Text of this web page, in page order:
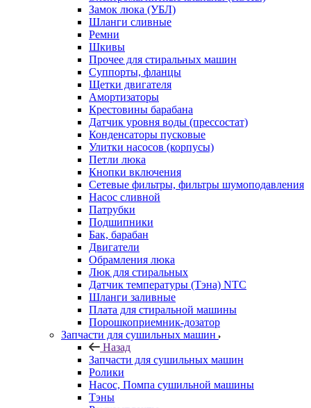
Замок люка (УБЛ)
Шланги сливные
Ремни
Шкивы
Прочее для стиральных машин
Суппорты, фланцы
Щетки двигателя
Амортизаторы
Крестовины барабана
Датчик уровня воды (прессостат)
Конденсаторы пусковые
Улитки насосов (корпусы)
Петли люка
Кнопки включения
Сетевые фильтры, фильтры шумоподавления
Насос сливной
Патрубки
Подшипники
Бак, барабан
Двигатели
Обрамления люка
Люк для стиральных
Датчик температуры (Тэна) NTC
Шланги заливные
Плата для стиральной машины
Порошкоприемник-дозатор
Запчасти для сушильных машин
Назад
Запчасти для сушильных машин
Ролики
Насос, Помпа сушильной машины
Тэны